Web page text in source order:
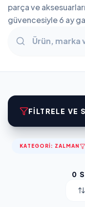
parça ve
güvencesiyle 6 ay
FILTRELE VE
KATEGORI: ZALMAN
0